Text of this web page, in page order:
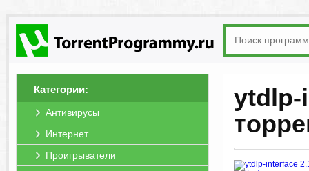
Категории:
Антивирусы
Интернет
Проигрыватели
ytdlp-